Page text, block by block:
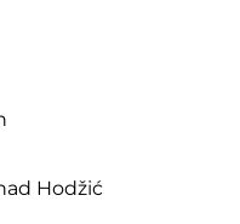
Hodžić